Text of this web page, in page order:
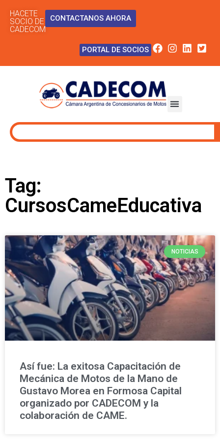
HACETE
SOCIO DE
CADECOM
CONTACTANOS AHORA
PORTAL DE SOCIOS
Tag:
CursosCameEducativa
NOTICIAS
Así fue: La exitosa Capacitación de
Mecánica de Motos de la Mano de
Gustavo Morea en Formosa Capital
organizado por CADECOM y la
colaboración de CAME.